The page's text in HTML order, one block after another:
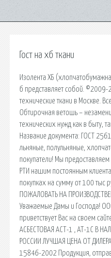
Гост на хб ткани
Изолента ХБ
б представляет собой.
технические ткани в Москве.
Обтирочная ветошь –
технических нужд как в быту,
Название документа: ГОСТ
льняные, полульняные,
покупатели! Мы
РТИ нашим постоянным
покупках на сумму от 100 тыс
ПОЖАЛОВАТЬ НА
Уважаемые Дамы и Господа!
приветствует Вас на своем
АСБЕСТОВАЯ АСТ-1 , АТ-1С В
РОССИИ ЛУЧШАЯ ЦЕНА ОТ
15846-2002 Продукция,